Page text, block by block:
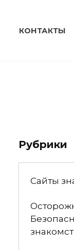
КОНТАКТЫ
Рубрики
Сайты